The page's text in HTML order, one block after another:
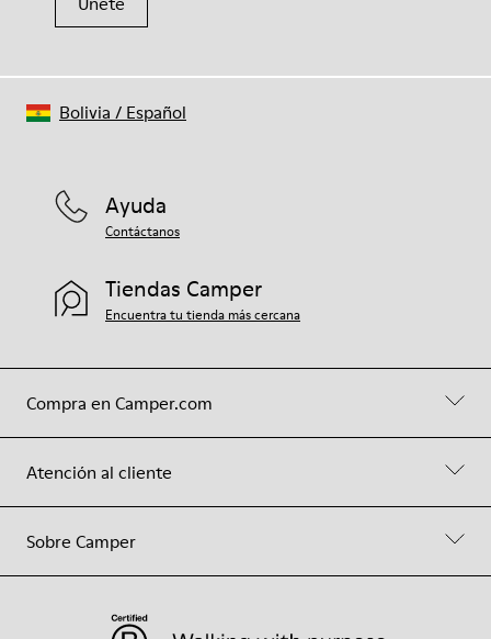
Compra en Camper.com
Atención al cliente
Sobre Camper
Ayuda
Contáctanos
Tiendas Camper
Encuentra tu tienda más cercana
Bolivia / Español